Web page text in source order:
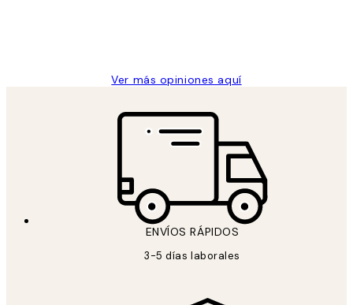
Ver más opiniones aquí
ENVÍOS RÁPIDOS
3-5 días laborales